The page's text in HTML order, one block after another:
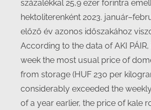
százalékkal 25,9 ezer forintra
hektoliterenként 2023.
előző év azonos időszakához
According to the data of AKI PÁIR,
week the most usual price of
from storage (HUF 230 per
considerably exceeded the
of a year earlier, the price of kale